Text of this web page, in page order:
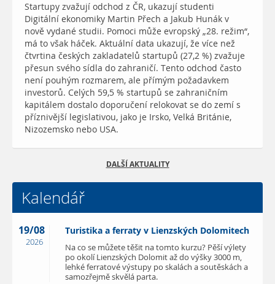
Startupy zvažují odchod z ČR, ukazují studenti
Digitální ekonomiky Martin Přech a Jakub Hunák v
nově vydané studii. Pomoci může evropský „28. režim“,
má to však háček. Aktuální data ukazují, že více než
čtvrtina českých zakladatelů startupů (27,2 %) zvažuje
přesun svého sídla do zahraničí. Tento odchod často
není pouhým rozmarem, ale přímým požadavkem
investorů. Celých 59,5 % startupů se zahraničním
kapitálem dostalo doporučení relokovat se do zemí s
příznivější legislativou, jako je Irsko, Velká Británie,
Nizozemsko nebo USA.
DALŠÍ AKTUALITY
Kalendář
19/08
2026
Turistika a ferraty v Lienzských Dolomitech
Na co se můžete těšit na tomto kurzu? Pěší výlety
po okolí Lienzských Dolomit až do výšky 3000 m,
lehké ferratové výstupy po skalách a soutěskách a
samozřejmě skvělá parta.